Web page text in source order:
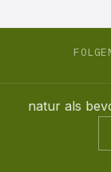
natur als